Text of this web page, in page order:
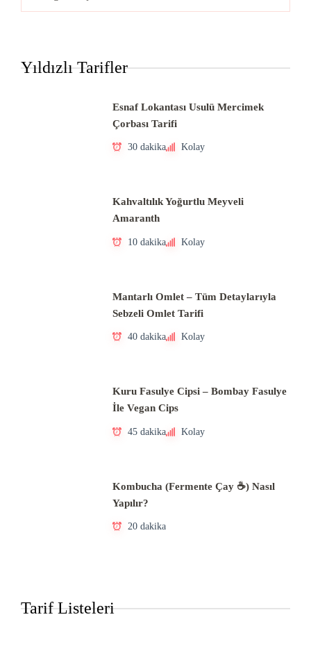
Yöntemleri
Yıldızlı Tarifler
Esnaf Lokantası Usulü Mercimek
Çorbası Tarifi
30 dakika Kolay
Kahvaltılık Yoğurtlu Meyveli
Amaranth
10 dakika Kolay
Mantarlı Omlet – Tüm Detaylarıyla
Sebzeli Omlet Tarifi
40 dakika Kolay
Kuru Fasulye Cipsi – Bombay Fasulye
İle Vegan Cips
45 dakika Kolay
Kombucha (Fermente Çay ☕) Nasıl
Yapılır?
20 dakika
Tarif Listeleri